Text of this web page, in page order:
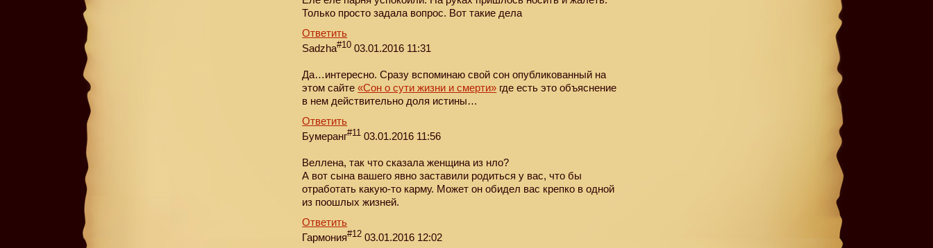
Только просто задала вопрос. Вот такие дела
Ответить
Sadzha#10 03.01.2016 11:31
Да…интересно. Сразу вспоминаю свой сон опубликованный на
этом сайте«Сон о сути жизни и смерти» где есть это объяснение
в нем действительно доля истины…
Ответить
Бумеранг#11 03.01.2016 11:56
Веллена, так что сказала женщина из нло?
А вот сына вашего явно заставили родиться у вас, что бы
отработать какую-то карму. Может он обидел вас крепко в одной
из поошлых жизней.
Ответить
Гармония#12 03.01.2016 12:02